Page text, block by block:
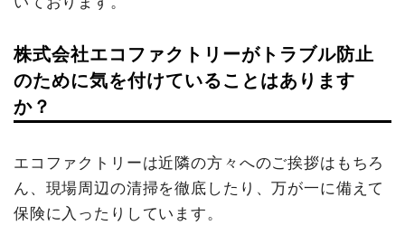
株式会社エコファクトリーがトラブル防止
のために気を付けていることはあります
か？
エコファクトリーは近隣の方々へのご挨拶はもちろ
ん、現場周辺の清掃を徹底したり、万が一に備えて
保険に入ったりしています。